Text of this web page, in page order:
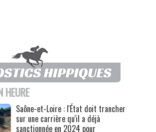
HEURE
Saône-et-Loire : l'État doit trancher
sur une carrière qu'il a déjà
sanctionnée en 2024 pour